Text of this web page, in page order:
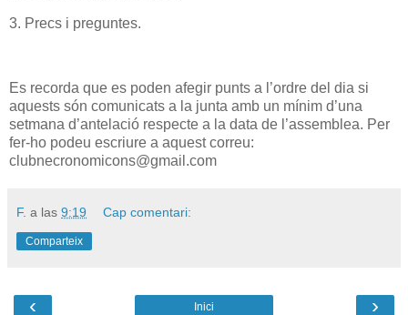
3. Precs i preguntes.
Es recorda que es poden afegir punts a l’ordre del dia si
aquests són comunicats a la junta amb un mínim d’una
setmana d’antelació respecte a la data de l’assemblea. Per
fer-ho podeu escriure a aquest correu:
clubnecronomicons@gmail.com
F. a las 9:19 Cap comentari:
Comparteix
‹ ›
Inici